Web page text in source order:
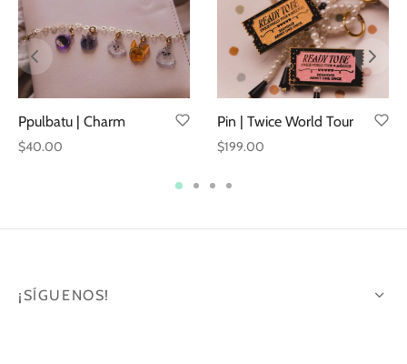
Ppulbatu | Charm
$40.00
Pin | Twice World Tour
$199.00
¡SÍGUENOS!